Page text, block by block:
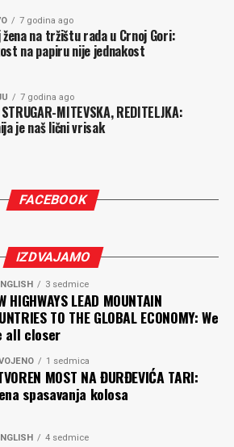
7 godina ago
žena na tržištu rada u Crnoj Gori:
na papiru nije jednakost
7 godina ago
MITEVSKA, REDITELJKA:
je naš lični vrisak
FACEBOOK
IZDVAJAMO
3 sedmice
HIGHWAYS LEAD MOUNTAIN
TO THE GLOBAL ECONOMY: We
all closer
1 sedmica
MOST NA ĐURĐEVIĆA TARI:
spasavanja kolosa
4 sedmice